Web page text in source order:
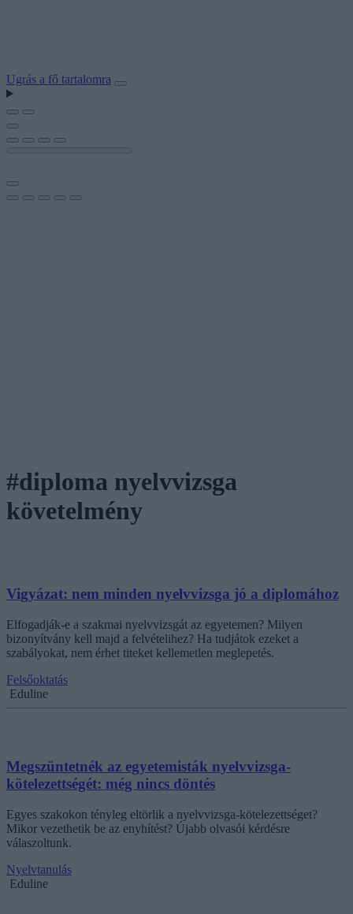
Ugrás a fő tartalomra
#diploma nyelvvizsga
követelmény
Vigyázat: nem minden nyelvvizsga jó a diplomához
Elfogadják-e a szakmai nyelvvizsgát az egyetemen? Milyen
bizonyítvány kell majd a felvételihez? Ha tudjátok ezeket a
szabályokat, nem érhet titeket kellemetlen meglepetés.
Felsőoktatás
Eduline
Megszüntetnék az egyetemisták nyelvvizsga-
kötelezettségét: még nincs döntés
Egyes szakokon tényleg eltörlik a nyelvvizsga-kötelezettséget?
Mikor vezethetik be az enyhítést? Újabb olvasói kérdésre
válaszoltunk.
Nyelvtanulás
Eduline